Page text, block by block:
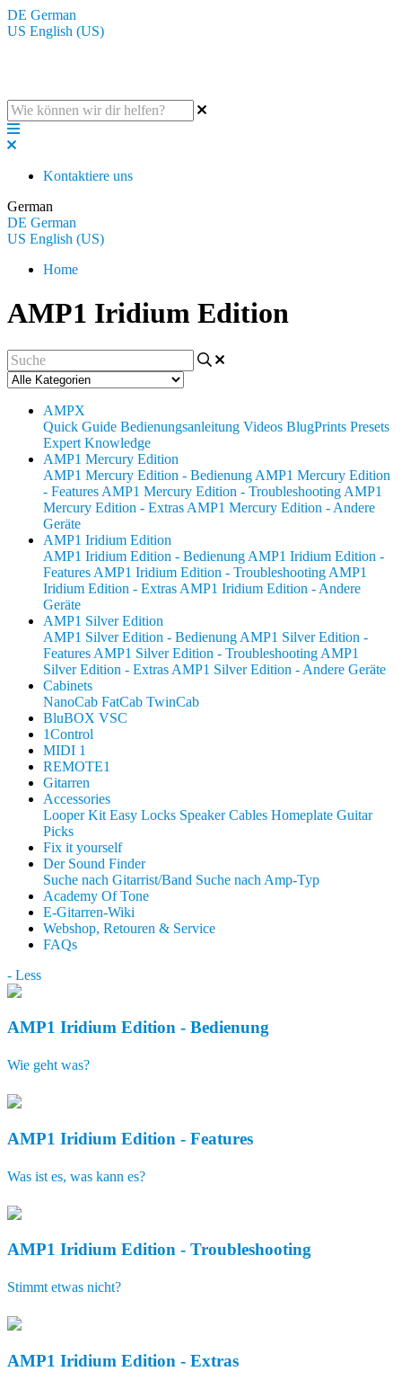
DE German
US English (US)
Kontaktiere uns
German
DE German
US English (US)
Home
AMP1 Iridium Edition
AMPX
Quick Guide Bedienungsanleitung Videos BlugPrints Presets
Expert Knowledge
AMP1 Mercury Edition
AMP1 Mercury Edition - Bedienung AMP1 Mercury Edition
- Features AMP1 Mercury Edition - Troubleshooting AMP1
Mercury Edition - Extras AMP1 Mercury Edition - Andere
Geräte
AMP1 Iridium Edition
AMP1 Iridium Edition - Bedienung AMP1 Iridium Edition -
Features AMP1 Iridium Edition - Troubleshooting AMP1
Iridium Edition - Extras AMP1 Iridium Edition - Andere
Geräte
AMP1 Silver Edition
AMP1 Silver Edition - Bedienung AMP1 Silver Edition -
Features AMP1 Silver Edition - Troubleshooting AMP1
Silver Edition - Extras AMP1 Silver Edition - Andere Geräte
Cabinets
NanoCab FatCab TwinCab
BluBOX VSC
1Control
MIDI 1
REMOTE1
Gitarren
Accessories
Looper Kit Easy Locks Speaker Cables Homeplate Guitar
Picks
Fix it yourself
Der Sound Finder
Suche nach Gitarrist/Band Suche nach Amp-Typ
Academy Of Tone
E-Gitarren-Wiki
Webshop, Retouren & Service
FAQs
- Less
AMP1 Iridium Edition - Bedienung
Wie geht was?
AMP1 Iridium Edition - Features
Was ist es, was kann es?
AMP1 Iridium Edition - Troubleshooting
Stimmt etwas nicht?
AMP1 Iridium Edition - Extras